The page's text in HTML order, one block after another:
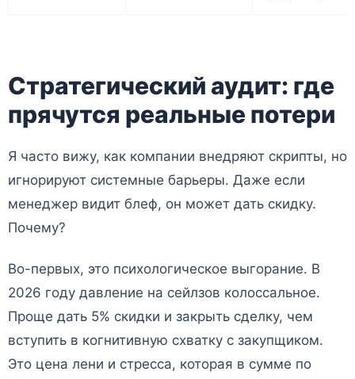
Стратегический аудит: где
прячутся реальные потери
Я часто вижу, как компании внедряют скрипты, но
игнорируют системные барьеры. Даже если
менеджер видит блеф, он может дать скидку.
Почему?
Во-первых, это психологическое выгорание. В
2026 году давление на сейлзов колоссальное.
Проще дать 5% скидки и закрыть сделку, чем
вступить в когнитивную схватку с закупщиком.
Это цена лени и стресса, которая в сумме по